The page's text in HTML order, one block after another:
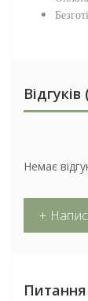
Відгуків
Немає
+
Питання